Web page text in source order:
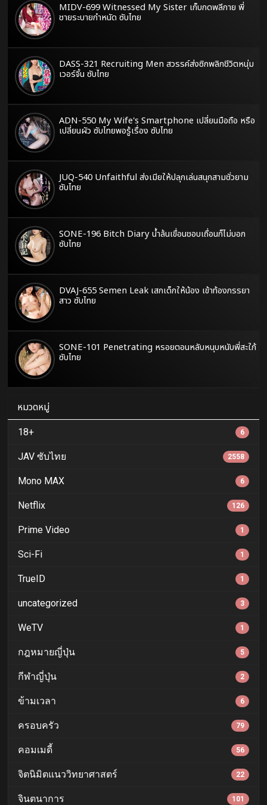
MIDV-699 Witnessed My Sister เก็บกดพลีกาย พี่
ชายระบายกำหนัด ซับไทย
DASS-321 Recruiting Men สวรรค์ส่งซิกพลิกชีวิตหนุ่ม
เวอร์จิ้น ซับไทย
ADN-550 My Wife's Smartphone เปลี่ยนมือถือ หรือ
เปลี่ยนผัว ซับไทยพอรู้เรื่อง ซับไทย
JUQ-540 Unfaithful ส่งเมียให้ปลุกเล่นสนุกสามชั่วยาม
ซับไทย
SONE-196 Bitch Diary น้ำล้นเขื่อนชอบเถื่อนก็ไม่บอก
ซับไทย
DVAJ-655 Semen Leak เสกเด็กให้น้อง เข้าท้องภรรยา
สาว ซับไทย
SONE-101 Penetrating หรอยตอนหลับหนุบหนับพี่สะใภ้
ซับไทย
หมวดหมู่
18+ 6
JAV ซับไทย 2558
Mono MAX 6
Netflix 126
Prime Video 1
Sci-Fi 1
TrueID 1
uncategorized 3
WeTV 1
กฎหมายญี่ปุ่น 5
กีฬาญี่ปุ่น 2
ข้ามเวลา 6
ครอบครัว 79
คอมเมดี้ 56
จิตนิมิตแนววิทยาศาสตร์ 22
จินตนาการ 101